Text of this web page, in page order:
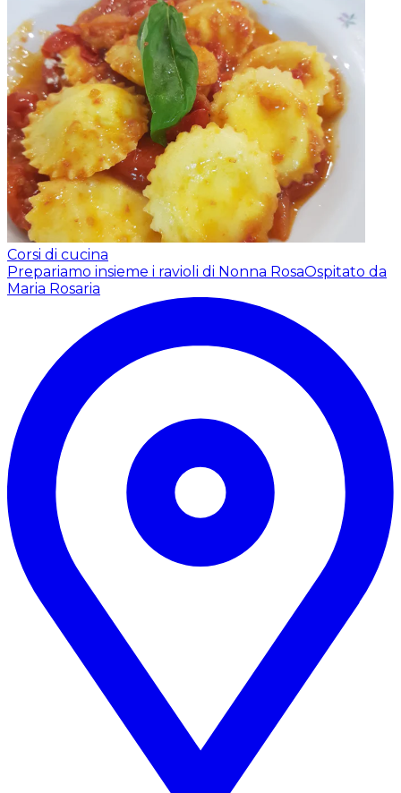
Corsi di cucina
Prepariamo insieme i ravioli di Nonna RosaOspitato da
Maria Rosaria